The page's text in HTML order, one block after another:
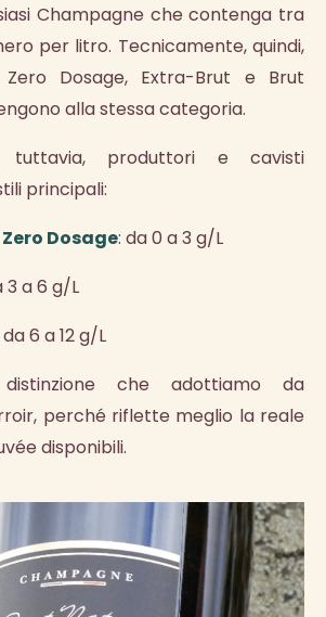
Champagne che contenga tra
per litro. Tecnicamente, quindi,
Dosage, Extra-Brut e Brut
alla stessa categoria.
tuttavia, produttori e cavisti
principali:
Dosage: da 0 a 3 g/L
3 a 6 g/L
da 6 a 12 g/L
che adottiamo da
perché riflette meglio la reale
disponibili.